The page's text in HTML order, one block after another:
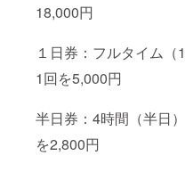
18,000円
１日券：フルタイム（1
1回を5,000円
半日券：4時間（半日
を2,800円